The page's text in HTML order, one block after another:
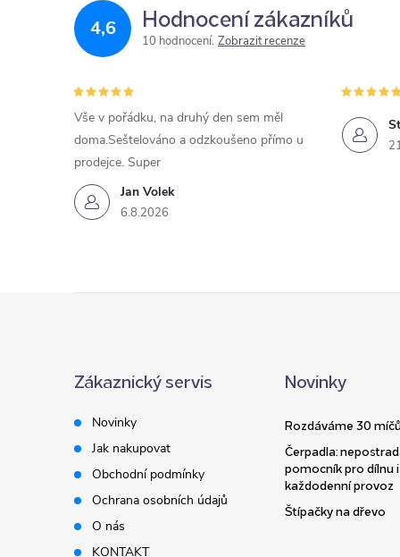
4,6 Hodnocení zákazníků
10 hodnocení Zobrazit recenze
Jan Volek
6.8.2026
Vše v pořádku, na druhý den sem měl
doma.Seštelováno a odzkoušeno přímo u
prodejce. Super
Zákaznický servis
Novinky
Jak nakupovat
Obchodní podmínky
Ochrana osobních údajů
O nás
KONTAKT
Novinky
Rozdáváme 30
Čerpadla:
pomocník pro dílnu i
každodenní provoz
Štípačky na dřevo